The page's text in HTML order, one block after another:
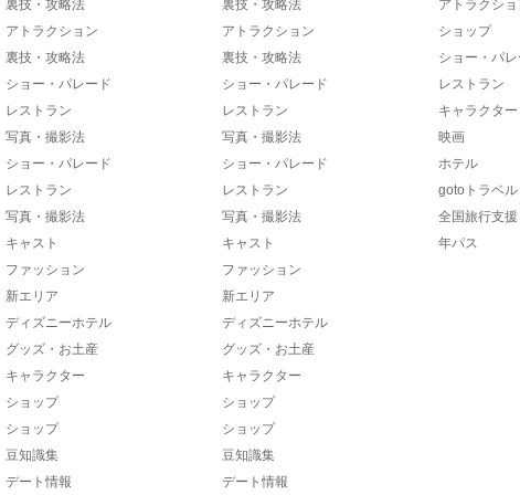
裏技・攻略法
アトラクション
裏技・攻略法
ショー・パレード
レストラン
写真・撮影法
ショー・パレード
レストラン
写真・撮影法
キャスト
ファッション
新エリア
ディズニーホテル
グッズ・お土産
キャラクター
ショップ
ショップ
豆知識集
デート情報
裏技・攻略法
アトラクション
裏技・攻略法
ショー・パレード
レストラン
写真・撮影法
ショー・パレード
レストラン
写真・撮影法
キャスト
ファッション
新エリア
ディズニーホテル
グッズ・お土産
キャラクター
ショップ
ショップ
豆知識集
デート情報
アトラクシ
ショップ
ショー・パ
レストラン
キャラクター
映画
ホテル
gotoトラベル
全国旅行支援
年パス